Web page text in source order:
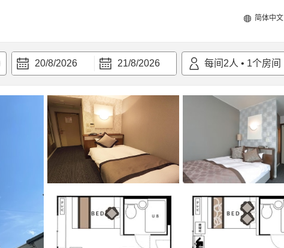
简体中文
20/8/2026 21/8/2026 每间 2人 • 1个房间